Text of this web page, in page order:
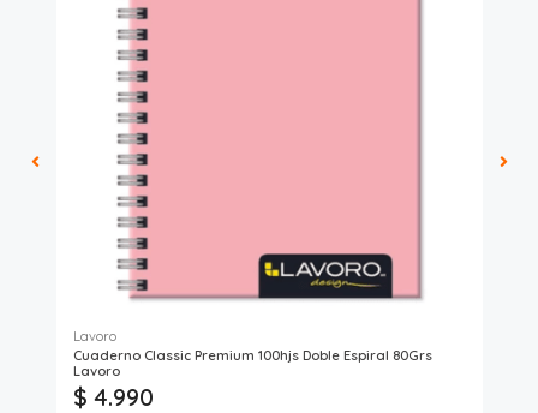
Lavoro
Cuaderno Classic Premium 100hjs Doble Espiral 80Grs
Lavoro
$ 4.990